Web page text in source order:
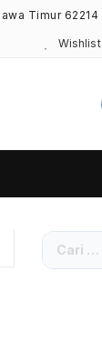
Timur 62214
Wishlist
Cari
untuk: